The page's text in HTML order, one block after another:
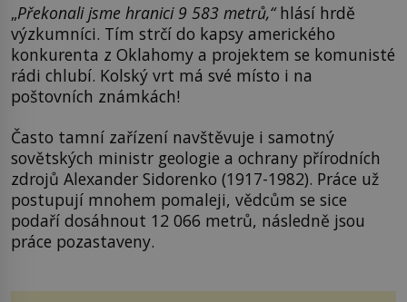
„Překonali jsme hranici 9 583 metrů,“hlásí hrdě
výzkumníci. Tím strčí do kapsy amerického
konkurenta z Oklahomy a projektem se komunisté
rádi chlubí. Kolský vrt má své místo i na
poštovních známkách!
Často tamní zařízení navštěvuje i samotný
sovětských ministr geologie a ochrany přírodních
zdrojů Alexander Sidorenko (1917-1982). Práce už
postupují mnohem pomaleji, vědcům se sice
podaří dosáhnout 12 066 metrů, následně jsou
práce pozastaveny.